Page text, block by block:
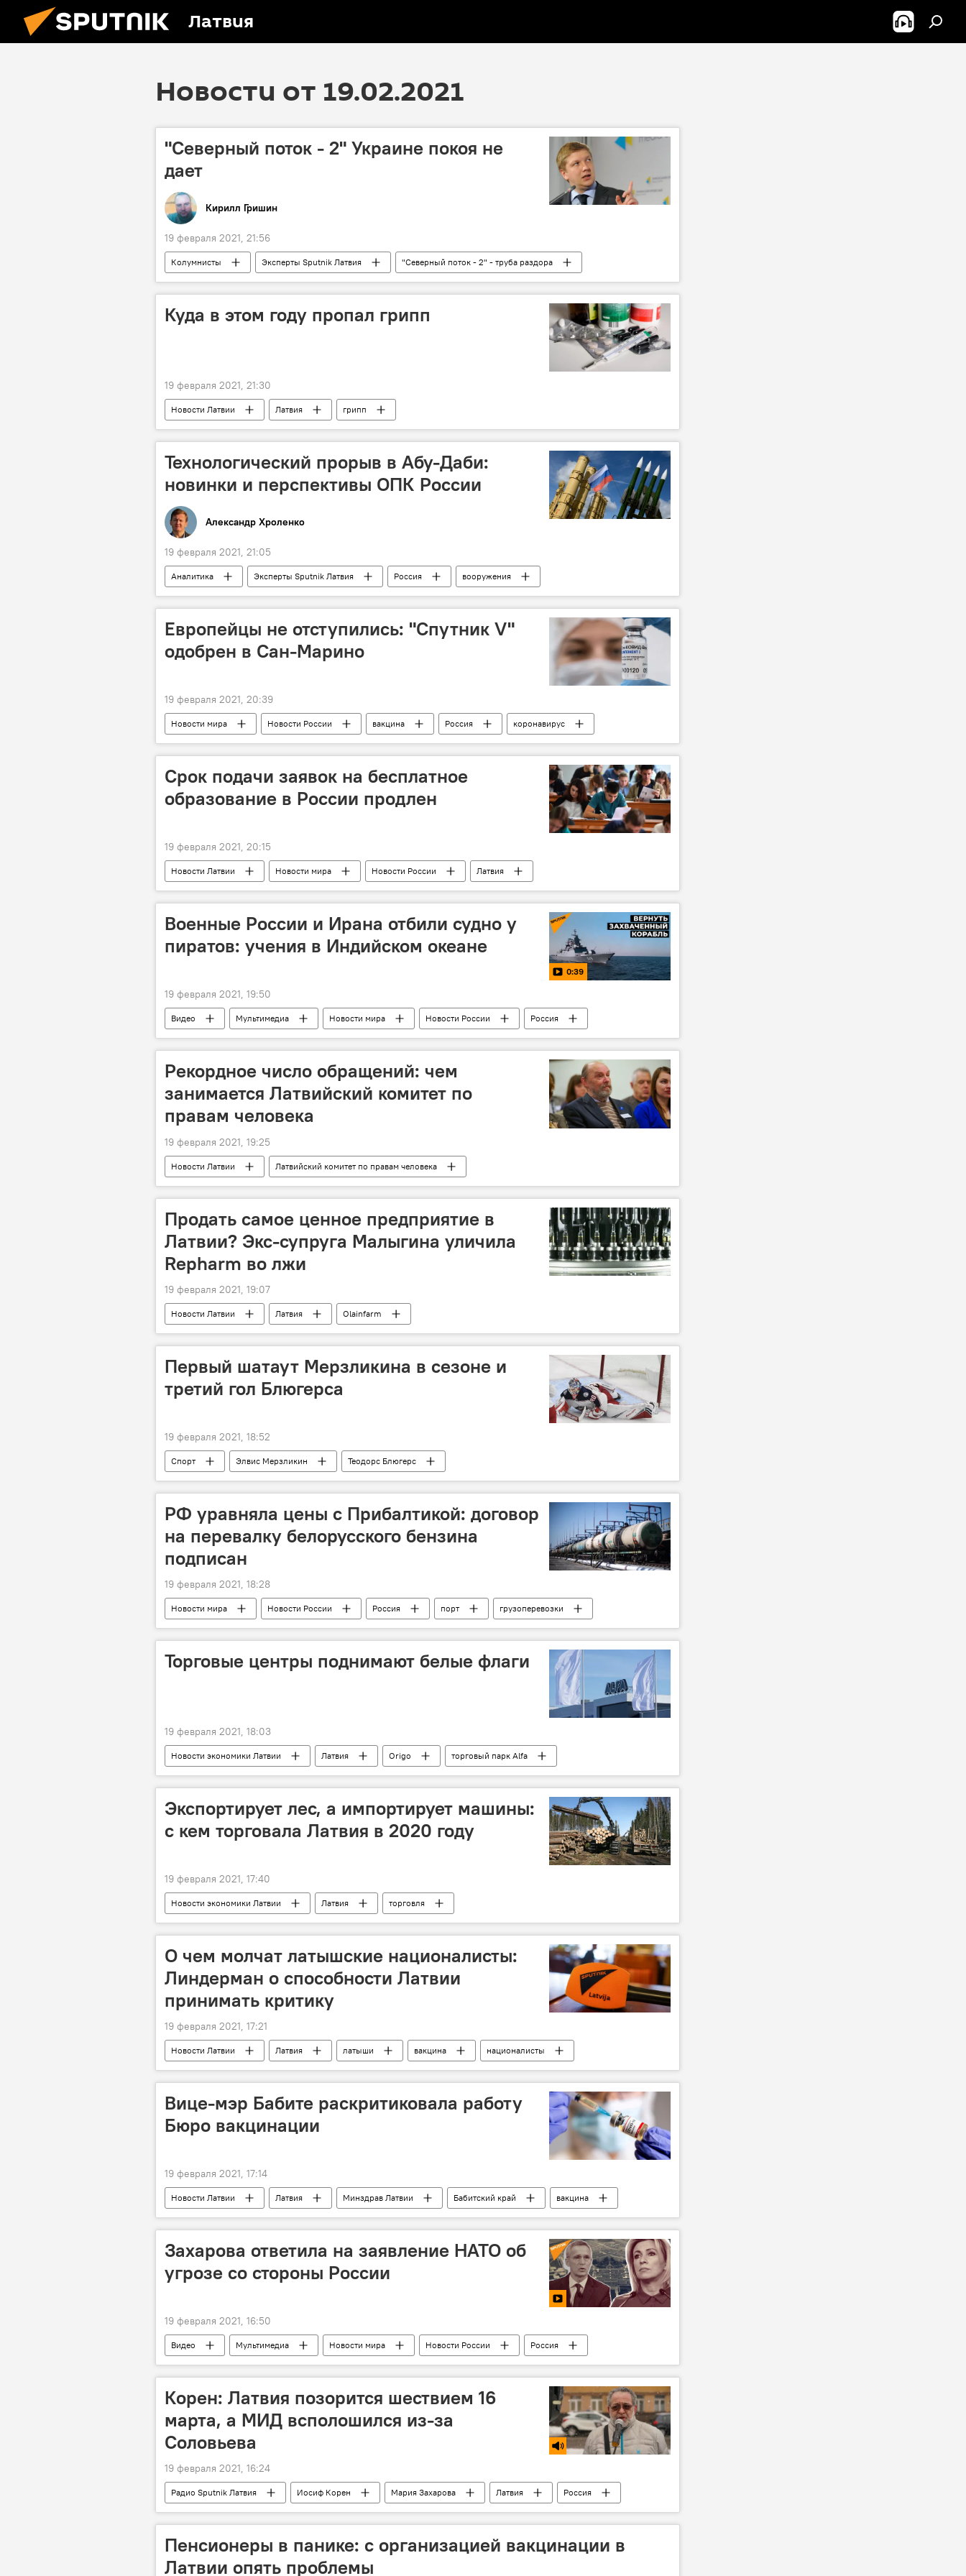
Латвия
Новости от 19.02.2021
"Северный поток - 2" Украине покоя не
дает
Кирилл Гришин
19 февраля 2021, 21:56
Колумнисты Эксперты Sputnik Латвия
"Северный поток - 2" - труба раздора
Украина
Россия строительство газ газопровод транзит газа
Куда в этом году пропал грипп
19 февраля 2021, 21:30
Новости Латвии Латвия грипп
Технологический прорыв в Абу-Даби:
новинки и перспективы ОПК России
Александр Хроленко
19 февраля 2021, 21:05
Аналитика Эксперты Sputnik Латвия Россия
вооружения
военная техника
Европейцы не отступились: "Спутник V"
одобрен в Сан-Марино
19 февраля 2021, 20:39
Новости мира Новости России вакцина Россия коронавирус
Срок подачи заявок на бесплатное
образование в России продлен
19 февраля 2021, 20:15
Новости Латвии Новости мира Новости России
Латвия
посольство РФ в Латвии
образование
Военные России и Ирана отбили судно у
пиратов: учения в Индийском океане
0:39
19 февраля 2021, 19:50
Видео Мультимедиа Новости мира Новости России
Россия
Иран
Индийский океан военные учения захват
спецназ
Рекордное число обращений: чем
занимается Латвийский комитет по
правам человека
19 февраля 2021, 19:25
Новости Латвии Латвийский комитет по правам человека
Продать самое ценное предприятие в
Латвии? Экс-супруга Малыгина уличила
Repharm во лжи
19 февраля 2021, 19:07
Новости Латвии Латвия Olainfarm
Первый шатаут Мерзликина в сезоне и
третий гол Блюгерса
19 февраля 2021, 18:52
Спорт Элвис Мерзликин Теодорс Блюгерс
РФ уравняла цены с Прибалтикой: договор
на перевалку белорусского бензина
подписан
19 февраля 2021, 18:28
Новости мира Новости России Россия порт
грузоперевозки
нефтепродукты
калийные удобрения
Торговые центры поднимают белые флаги
19 февраля 2021, 18:03
Новости экономики Латвии Латвия Origo
торговый парк Alfa
Domina Shopping
Spice Национальный альянс девелоперов недвижимости
Экспортирует лес, а импортирует машины:
с кем торговала Латвия в 2020 году
19 февраля 2021, 17:40
Новости экономики Латвии Латвия торговля
О чем молчат латышские националисты:
Линдерман о способности Латвии
принимать критику
19 февраля 2021, 17:21
Новости Латвии Латвия латыши вакцина националисты
Вице-мэр Бабите раскритиковала работу
Бюро вакцинации
19 февраля 2021, 17:14
Новости Латвии Латвия Минздрав Латвии Бабитский край вакцина
Захарова ответила на заявление НАТО об
угрозе со стороны России
19 февраля 2021, 16:50
Видео Мультимедиа Новости мира Новости России
Россия
НАТО
США оборона безопасность
Йенс Столтенберг
Корен: Латвия позорится шествием 16
марта, а МИД всполошился из-за
Соловьева
19 февраля 2021, 16:24
Радио Sputnik Латвия Иосиф Корен Мария Захарова Латвия
Россия
Владимир Соловьев
16 марта нацизм антифашисты
Пенсионеры в панике: с организацией вакцинации в
Латвии опять проблемы